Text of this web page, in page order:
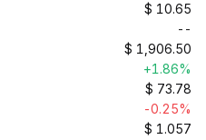
$ 10.65
--
$ 1,906.50
+1.86%
$ 73.78
-0.25%
$ 1.057